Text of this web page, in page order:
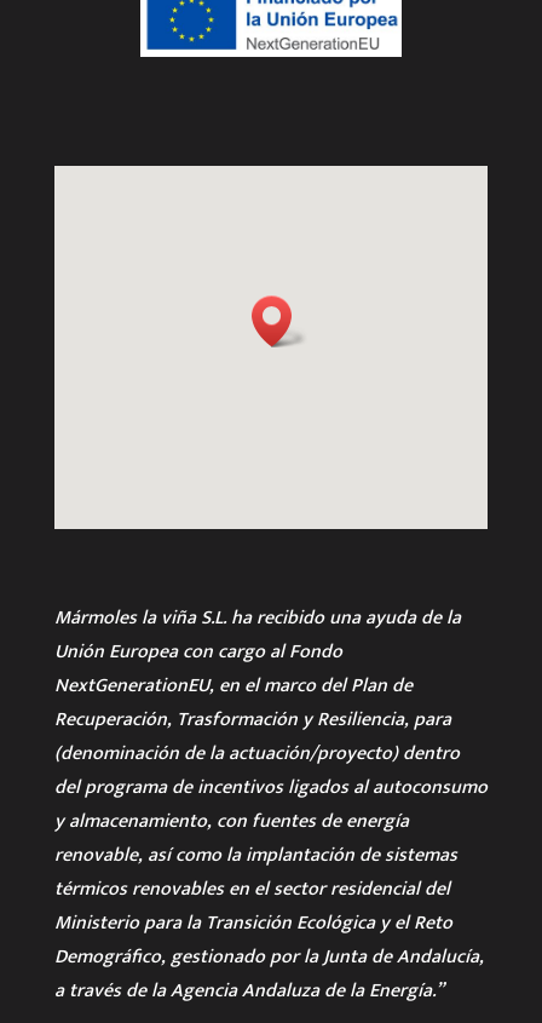
Mármoles la viña S.L. ha recibido una ayuda de la
Unión Europea con cargo al Fondo
NextGenerationEU, en el marco del Plan de
Recuperación, Trasformación y Resiliencia, para
(denominación de la actuación/proyecto) dentro
del programa de incentivos ligados al autoconsumo
y almacenamiento, con fuentes de energía
renovable, así como la implantación de sistemas
térmicos renovables en el sector residencial del
Ministerio para la Transición Ecológica y el Reto
Demográfico, gestionado por la Junta de Andalucía,
a través de la Agencia Andaluza de la Energía.”